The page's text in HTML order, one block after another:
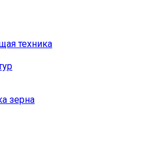
техника
зерна